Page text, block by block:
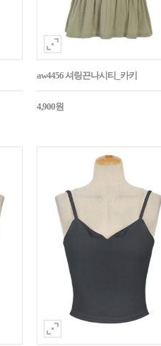
aw4456 셔링끈나시티_카키
4,900원